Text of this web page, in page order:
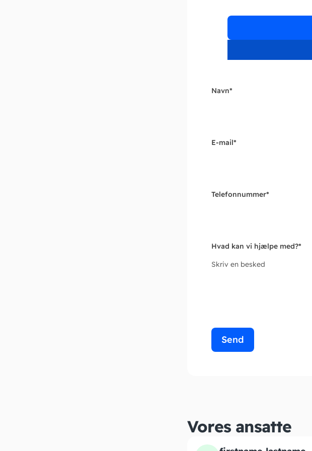
Navn*
E-mail*
Telefonnummer*
Hvad kan vi hjælpe med?*
Skriv en besked
Send
Vores ansatte